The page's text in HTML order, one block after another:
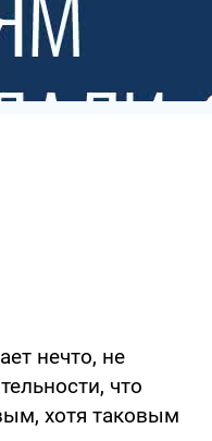
нечто, не
что
хотя таковым